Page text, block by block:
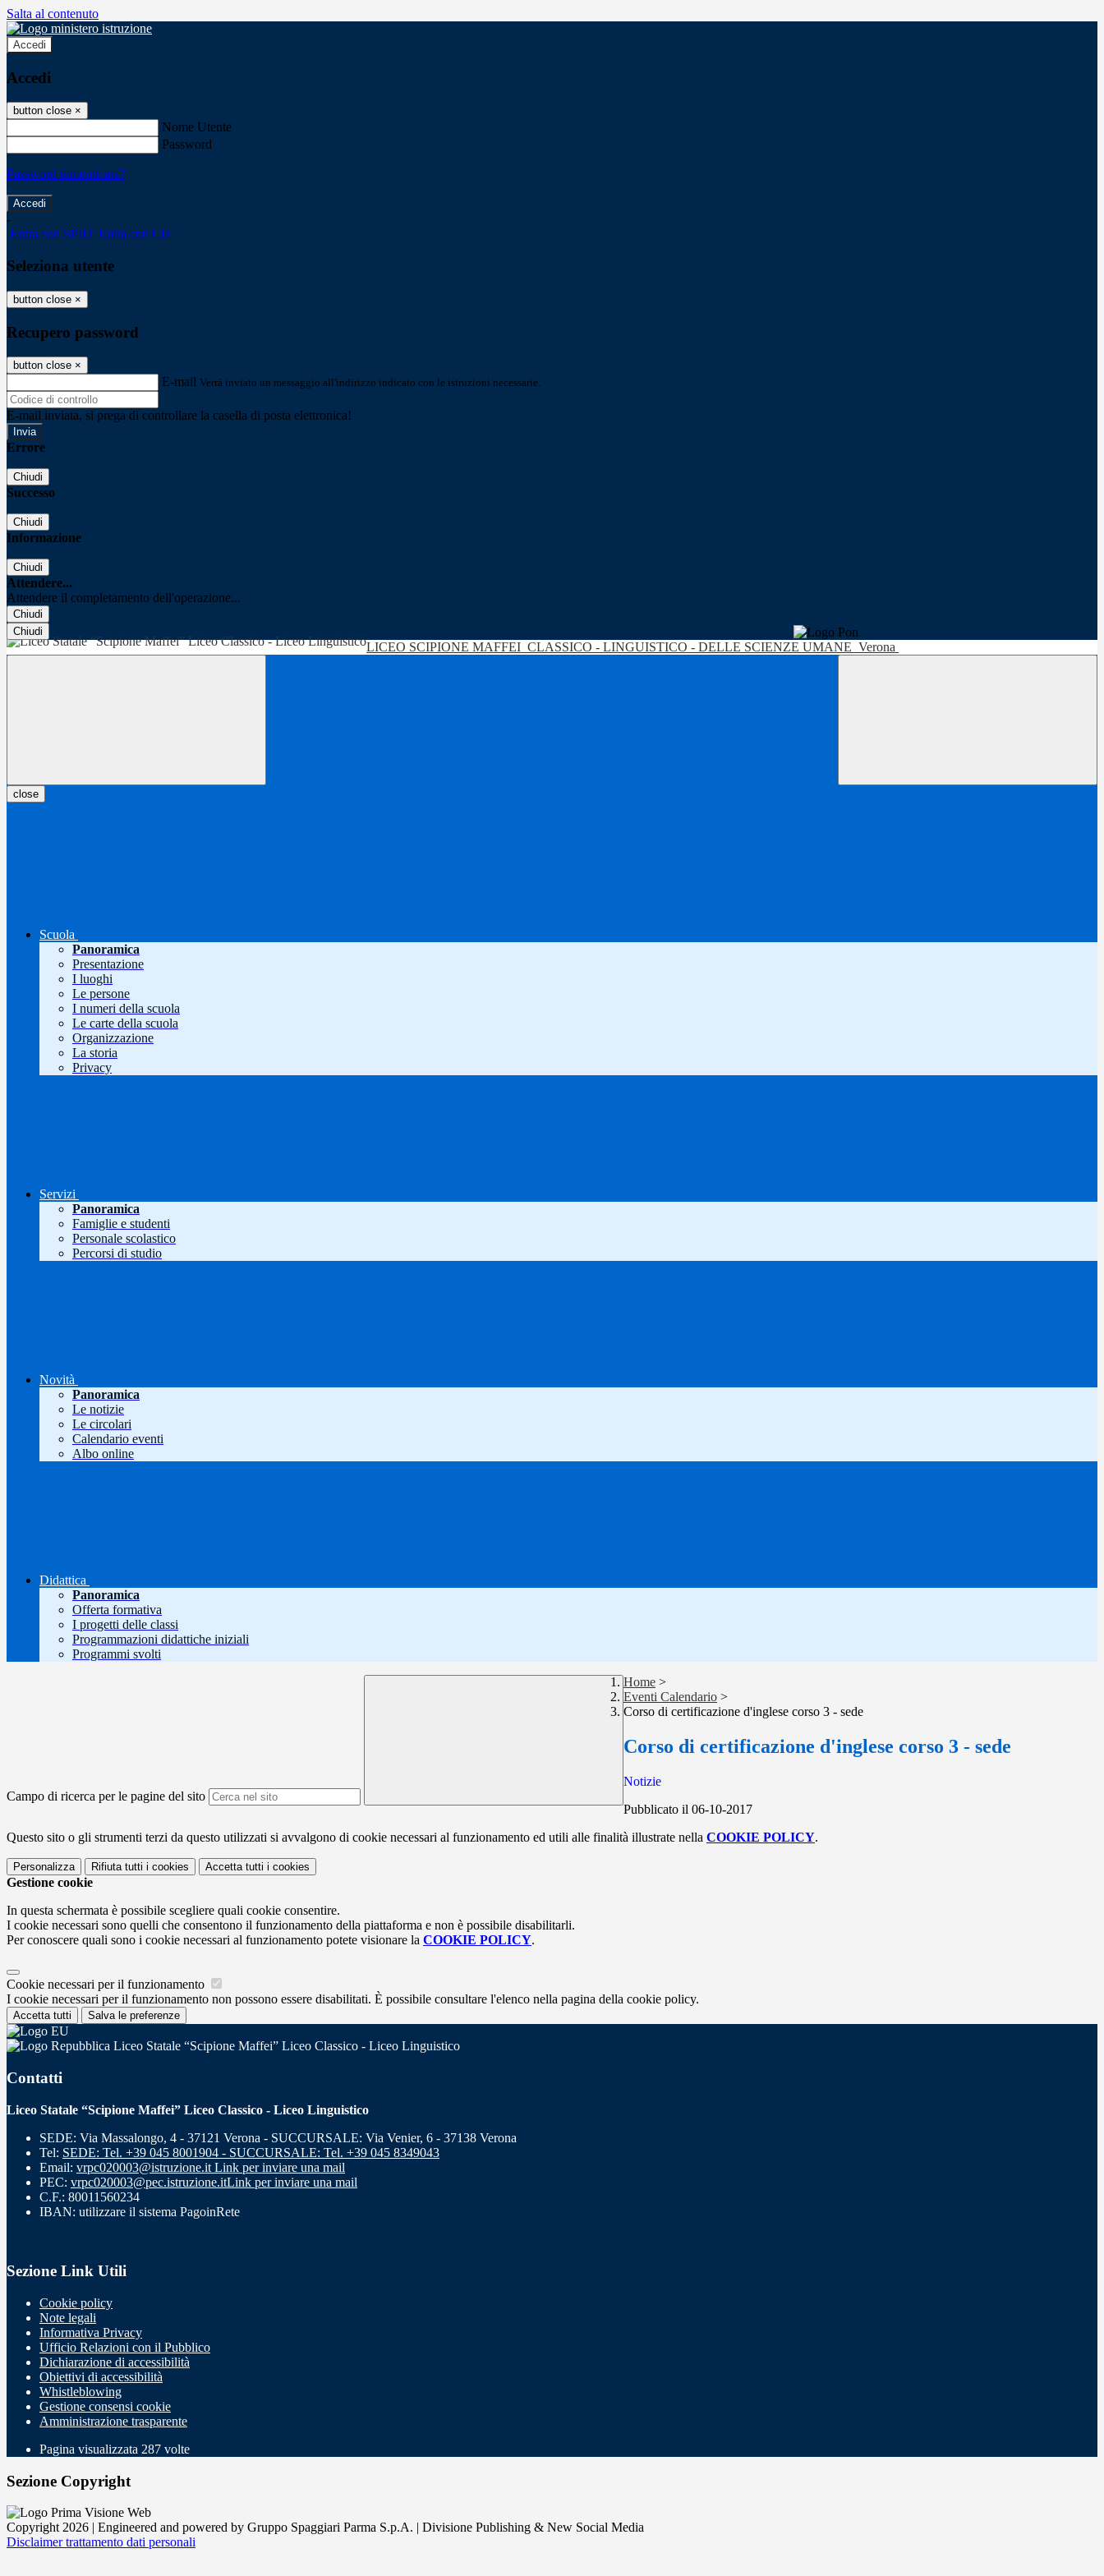
Salta al contenuto
Accedi
Accedi
button close ×
Nome Utente
Password
Password dimenticata?
-
Entra con SPID Entra con CIE
Seleziona utente
button close ×
Recupero password
button close ×
E-mail Verrà inviato un messaggio all'indirizzo indicato con le istruzioni necessarie.
E-mail inviata, si prega di controllare la casella di posta elettronica!
Errore
Chiudi
Successo
Chiudi
Informazione
Chiudi
Attendere...
Attendere il completamento dell'operazione...
Chiudi
Chiudi
LICEO SCIPIONE MAFFEI CLASSICO - LINGUISTICO - DELLE SCIENZE UMANE Verona
close
Scuola
Panoramica
Presentazione
I luoghi
Le persone
I numeri della scuola
Le carte della scuola
Organizzazione
La storia
Privacy
Servizi
Panoramica
Famiglie e studenti
Personale scolastico
Percorsi di studio
Novità
Panoramica
Le notizie
Le circolari
Calendario eventi
Albo online
Didattica
Panoramica
Offerta formativa
I progetti delle classi
Programmazioni didattiche iniziali
Programmi svolti
Campo di ricerca per le pagine del sito
Home >
Eventi Calendario >
Corso di certificazione d'inglese corso 3 - sede
Corso di certificazione d'inglese corso 3 - sede
Notizie
Pubblicato il 06-10-2017
Questo sito o gli strumenti terzi da questo utilizzati si avvalgono di cookie necessari al funzionamento ed utili alle finalità illustrate nella COOKIE POLICY.
Personalizza Rifiuta tutti i cookies Accetta tutti i cookies
Gestione cookie
In questa schermata è possibile scegliere quali cookie consentire.
I cookie necessari sono quelli che consentono il funzionamento della piattaforma e non è possibile disabilitarli.
Per conoscere quali sono i cookie necessari al funzionamento potete visionare la COOKIE POLICY.
Cookie necessari per il funzionamento
I cookie necessari per il funzionamento non possono essere disabilitati. È possibile consultare l'elenco nella pagina della cookie policy.
Accetta tutti Salva le preferenze
Liceo Statale “Scipione Maffei” Liceo Classico - Liceo Linguistico
Contatti
Liceo Statale “Scipione Maffei” Liceo Classico - Liceo Linguistico
SEDE: Via Massalongo, 4 - 37121 Verona - SUCCURSALE: Via Venier, 6 - 37138 Verona
Tel: SEDE: Tel. +39 045 8001904 - SUCCURSALE: Tel. +39 045 8349043
Email: vrpc020003@istruzione.it Link per inviare una mail
PEC: vrpc020003@pec.istruzione.itLink per inviare una mail
C.F.: 80011560234
IBAN: utilizzare il sistema PagoinRete
Sezione Link Utili
Cookie policy
Note legali
Informativa Privacy
Ufficio Relazioni con il Pubblico
Dichiarazione di accessibilità
Obiettivi di accessibilità
Whistleblowing
Gestione consensi cookie
Amministrazione trasparente
Pagina visualizzata 287 volte
Sezione Copyright
Copyright 2026 | Engineered and powered by Gruppo Spaggiari Parma S.p.A. | Divisione Publishing & New Social Media
Disclaimer trattamento dati personali